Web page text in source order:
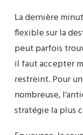
La dernière
flexible sur la
peut parfois
il faut accepter
restreint. Pour
nombreuse,
stratégie la plus